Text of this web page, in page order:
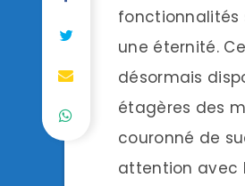
fonctionnalités
une éternité.
désormais
étagères des
couronné de
attention avec